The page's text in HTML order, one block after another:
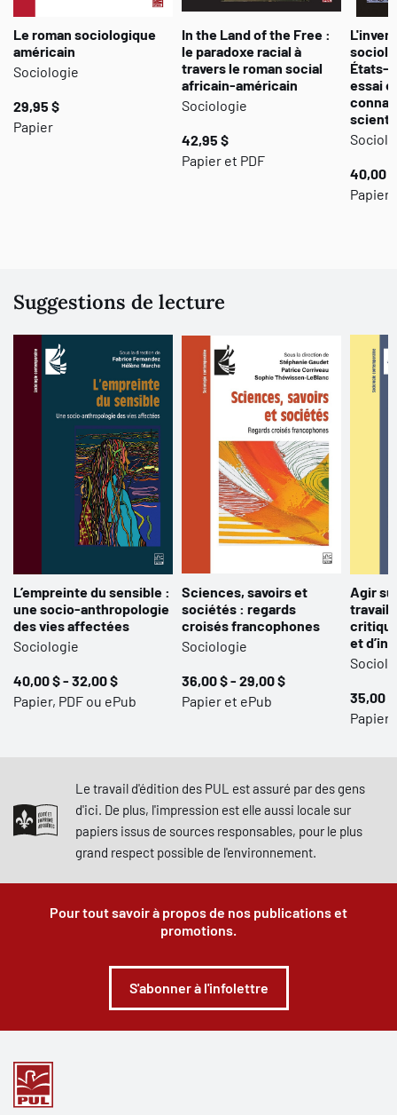
Le roman sociologique
américain
Sociologie
29,95 $
Papier
In the Land of the Free :
le paradoxe racial à
travers le roman social
africain-américain
Sociologie
42,95 $
Papier et PDF
États-
essai
40,00 $
Papier
Suggestions de lecture
L’empreinte du sensible :
une socio-anthropologie
des vies affectées
Sociologie
40,00 $ - 32,00 $
Papier, PDF ou ePub
Sciences, savoirs et
sociétés : regards
croisés francophones
Sociologie
36,00 $ - 29,00 $
Papier et ePub
Agir
travail
et
35,00
Papier,
Le travail d'édition des PUL est assuré par des gens
d'ici. De plus, l'impression est elle aussi locale sur
papiers issus de sources responsables, pour le plus
grand respect possible de l'environnement.
Pour tout savoir à propos de nos publications et
promotions.
S'abonner à l'infolettre